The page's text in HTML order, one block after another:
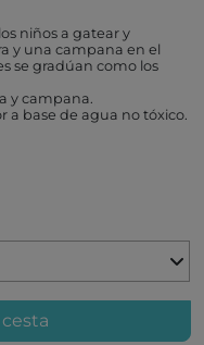
niños a gatear y
y una campana en el
se gradúan como los
y campana.
a base de agua no tóxico.